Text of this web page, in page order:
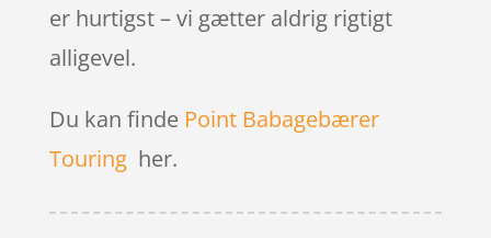
er hurtigst – vi gætter aldrig rigtigt
alligevel.
Du kan finde Point Babagebærer
Touringher.